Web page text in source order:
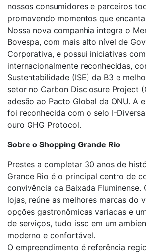
nossos consumidores e parceiros
promovendo momentos que
Nossa nova companhia integra o
Bovespa, com mais alto nível de
Corporativa, e possui iniciativas
internacionalmente reconhecidas,
Sustentabilidade (ISE) da B3 e
setor no Carbon Disclosure Project
adesão ao Pacto Global da ONU. A
foi reconhecida com o selo I-
ouro GHG Protocol.
Sobre o Shopping Grande Rio
Prestes a completar 30 anos de
Grande Rio é o principal centro de
convivência da Baixada Fluminense.
lojas, reúne as melhores marcas do
opções gastronômicas variadas e
de serviços, tudo isso em um
moderno e confortável.
O empreendimento é referência